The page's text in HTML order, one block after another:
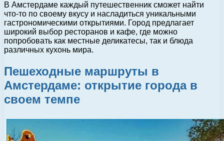
В Амстердаме каждый путешественник сможет найти
что-то по своему вкусу и насладиться уникальными
гастрономическими открытиями. Город предлагает
широкий выбор ресторанов и кафе, где можно
попробовать как местные деликатесы, так и блюда
различных кухонь мира.
Пешеходные маршруты в
Амстердаме: открытие города в
своем темпе